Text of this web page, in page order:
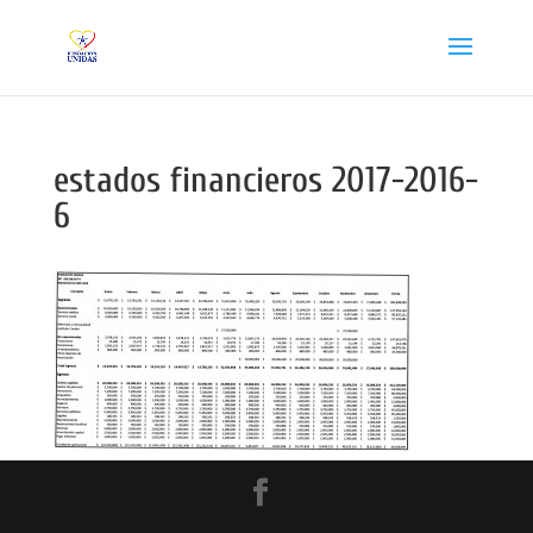
estados financieros 2017-2016-
6